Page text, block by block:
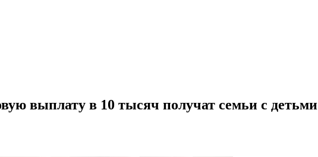
выплату в 10 тысяч получат семьи с детьми